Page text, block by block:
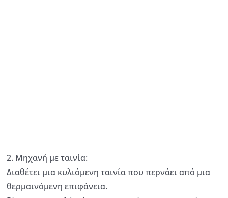
2. Μηχανή με ταινία:
Διαθέτει μια κυλιόμενη ταινία που περνάει από μια
θερμαινόμενη επιφάνεια.